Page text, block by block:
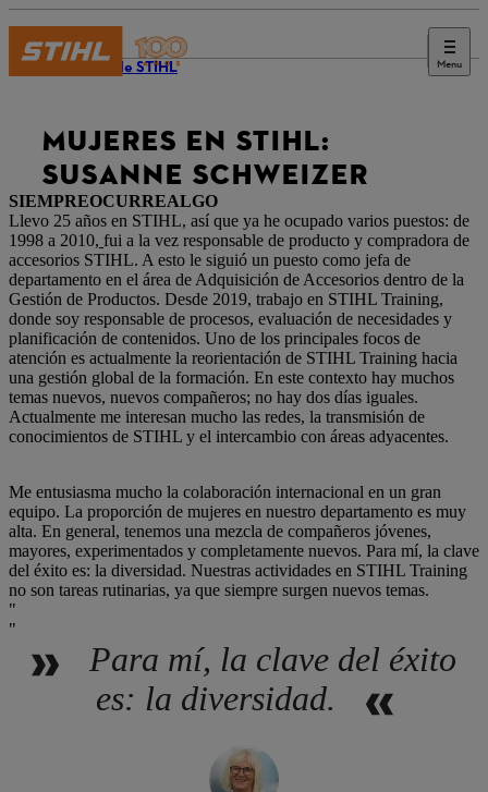
Menu
Diario de STIHL
MUJERES EN STIHL:
SUSANNE SCHWEIZER
SIEMPREOCURREALGO
Llevo 25 años en STIHL, así que ya he ocupado varios puestos: de
1998 a 2010, fui a la vez responsable de producto y compradora de
accesorios STIHL. A esto le siguió un puesto como jefa de
departamento en el área de Adquisición de Accesorios dentro de la
Gestión de Productos. Desde 2019, trabajo en STIHL Training,
donde soy responsable de procesos, evaluación de necesidades y
planificación de contenidos. Uno de los principales focos de
atención es actualmente la reorientación de STIHL Training hacia
una gestión global de la formación. En este contexto hay muchos
temas nuevos, nuevos compañeros; no hay dos días iguales.
Actualmente me interesan mucho las redes, la transmisión de
conocimientos de STIHL y el intercambio con áreas adyacentes.
Me entusiasma mucho la colaboración internacional en un gran
equipo. La proporción de mujeres en nuestro departamento es muy
alta. En general, tenemos una mezcla de compañeros jóvenes,
mayores, experimentados y completamente nuevos. Para mí, la clave
del éxito es: la diversidad. Nuestras actividades en STIHL Training
no son tareas rutinarias, ya que siempre surgen nuevos temas.
Para mí, la clave del éxito
es: la diversidad.